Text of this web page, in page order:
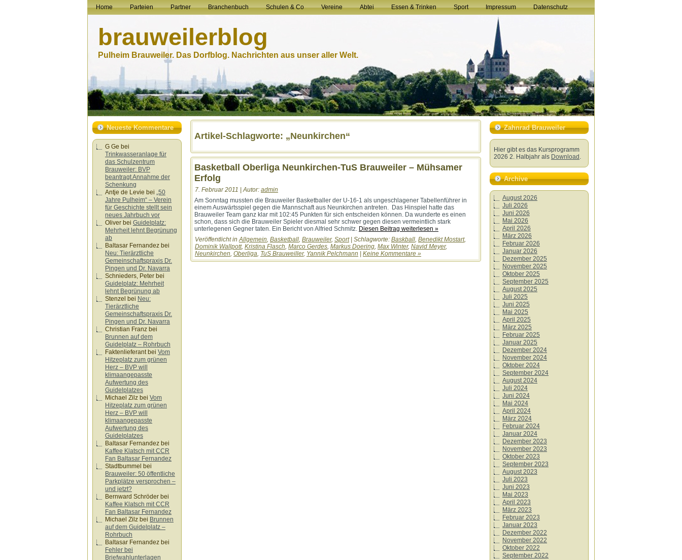
Home Parteien Partner Branchenbuch Schulen & Co Vereine Abtei Essen & Trinken Sport Impressum Datenschutz
brauweilerblog
Pulheim Brauweiler. Das Dorfblog. Nachrichten aus unser aller Welt.
Neueste Kommentare
G Ge bei
Trinkwasseranlage für
das Schulzentrum
Brauweiler: BVP
beantragt Annahme der
Schenkung
Antje de Levie bei „50
Jahre Pulheim“ – Verein
für Geschichte stellt sein
neues Jahrbuch vor
Oliver bei Guidelplatz:
Mehrheit lehnt Begrünung
ab
Baltasar Fernandez bei
Neu: Tierärztliche
Gemeinschaftspraxis Dr.
Pingen und Dr. Navarra
Schnieders, Peter bei
Guidelplatz: Mehrheit
lehnt Begrünung ab
Stenzel bei Neu:
Tierärztliche
Gemeinschaftspraxis Dr.
Pingen und Dr. Navarra
Christian Franz bei
Brunnen auf dem
Guidelplatz – Rohrbuch
Faktenlieferantbei Vom
Hitzeplatz zum grünen
Herz – BVP will
klimaangepasste
Aufwertung des
Guidelplatzes
Michael Zilz bei Vom
Hitzeplatz zum grünen
Herz – BVP will
klimaangepasste
Aufwertung des
Guidelplatzes
Baltasar Fernandez bei
Kaffee Klatsch mit CCR
Fan Baltasar Fernandez
Stadtbummel bei
Brauweiler: 50 öffentliche
Parkplätze versprochen –
und jetzt?
Bernward Schröder bei
Kaffee Klatsch mit CCR
Fan Baltasar Fernandez
Michael Zilz bei Brunnen
auf dem Guidelplatz –
Rohrbuch
Baltasar Fernandez bei
Fehler bei
Briefwahlunterlagen
Artikel-Schlagworte: „Neunkirchen“
Basketball Oberliga Neunkirchen-TuS Brauweiler – Mühsamer
Erfolg
7. Februar 2011 | Autor: admin
Am Sonntag mussten die Brauweiler Basketballer der U-16-1 als ungeschlagener Tabellenführer in
einem Auswärtsspiel gegen die Mannschaft aus Neunkirchen antreten. Das Hinspiel hatte das
Brauweiler Team ganz klar mit 102:45 Punkten für sich entscheiden können. Da wunderte es einen
schon, dass sich die Brauweiler Spieler diesmal sehr schwer gegen diesen vermeintlich stark
unterlegenen Gegner taten. Ein Bericht von Alfried Schmitz. Diesen Beitrag weiterlesen »
Veröffentlicht inAllgemein, Basketball, Brauweiler, Sport| Schlagworte: Baskball, Benedikt Mostart,
Dominik Wallpott, Kristina Flasch, Marco Gerdes, Markus Doering, Max Winter, Navid Meyer,
Neunkirchen, Oberliga, TuS Brauweiller, Yannik Pelchmann Keine Kommentare »
Zahnrad Brauweiler
Hier gibt es das Kursprogramm
2026 2. Halbjahr als Download .
Archive
August 2026
Juli 2026
Juni 2026
Mai 2026
April 2026
März 2026
Februar 2026
Januar 2026
Dezember 2025
November 2025
Oktober 2025
September 2025
August 2025
Juli 2025
Juni 2025
Mai 2025
April 2025
März 2025
Februar 2025
Januar 2025
Dezember 2024
November 2024
Oktober 2024
September 2024
August 2024
Juli 2024
Juni 2024
Mai 2024
April 2024
März 2024
Februar 2024
Januar 2024
Dezember 2023
November 2023
Oktober 2023
September 2023
August 2023
Juli 2023
Juni 2023
Mai 2023
April 2023
März 2023
Februar 2023
Januar 2023
Dezember 2022
November 2022
Oktober 2022
September 2022